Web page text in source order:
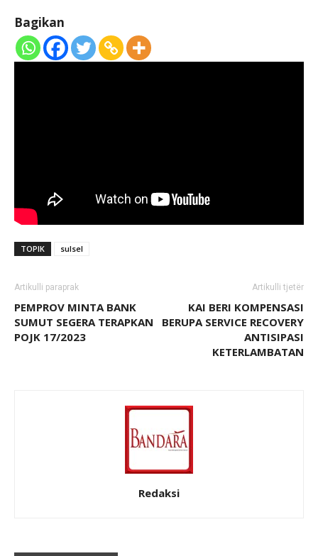
Bagikan
TOPIK sulsel
Artikulli paraprak
PEMPROV MINTA BANK
SUMUT SEGERA TERAPKAN
POJK 17/2023
Artikulli tjetër
KAI BERI KOMPENSASI
BERUPA SERVICE RECOVERY
ANTISIPASI
KETERLAMBATAN
Redaksi